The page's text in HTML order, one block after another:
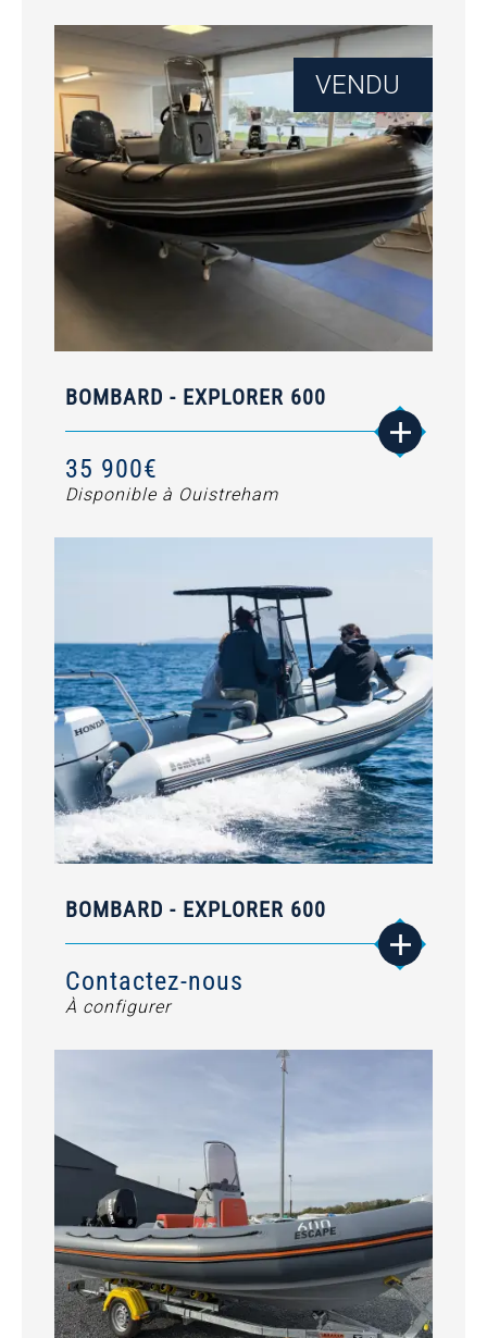
VENDU
BOMBARD - EXPLORER 600
35 900€
Disponible à Ouistreham
BOMBARD - EXPLORER 600
Contactez-nous
À configurer